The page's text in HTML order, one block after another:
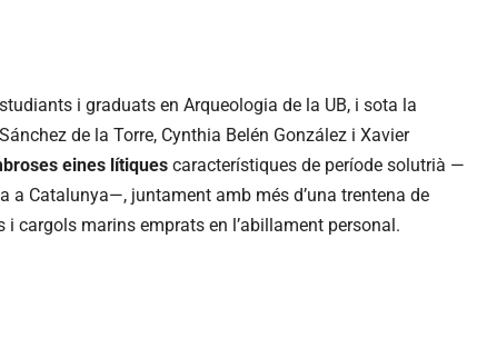
i graduats en Arqueologia de la UB, i sota la
de la Torre, Cynthia Belén González i Xavier
eines lítiques característiques de període solutrià —
a Catalunya—, juntament amb més d’una trentena de
cargols marins emprats en l’abillament personal.